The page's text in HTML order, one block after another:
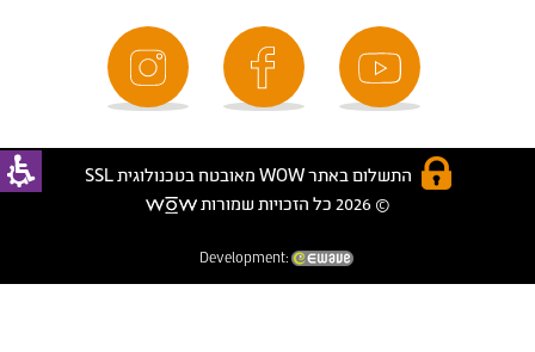
התשלום באתר WOW מאובטח בטכנולוגית SSL
© 2026 כל הזכויות שמורות
Development: